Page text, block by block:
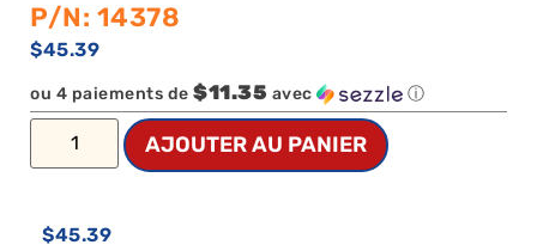
P/N: 14378
$45.39
ou 4 paiements de $11.35 avec ⓘ
AJOUTER AU PANIER
$45.39